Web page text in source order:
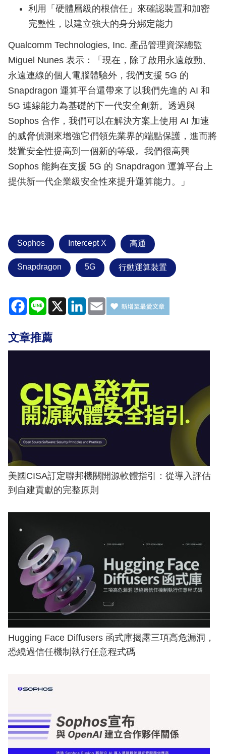
利用「硬體層級的根信任」來確認裝置和加密
完整性，以建立強大的身分綁定能力
Qualcomm Technologies, Inc. 產品管理資深總監
Miguel Nunes 表示：「現在，除了啟用永遠啟動、
永遠連線的個人電腦體驗外，我們支援 5G 的
Snapdragon 運算平台還帶來了以我們先進的 AI 和
5G 連線能力為基礎的下一代安全創新。透過與
Sophos 合作，我們可以在解決方案上使用 AI 加速
的威脅偵測來增強它們領先業界的端點保護，進而將
裝置安全性提高到一個新的等級。我們很高興
Sophos 能夠在支援 5G 的 Snapdragon 運算平台上
提供新一代企業級安全性來提升運算能力。」
Sophos Intercept X 高通
Snapdragon 5G 行動運算裝置
Facebook
Line X LinkedIn
Email
文章推薦
美國CISA訂定聯邦機關開源軟體指引：從導入評估
到自建貢獻的完整原則
Hugging Face Diffusers 函式庫揭露三項高危漏洞，
恐繞過信任機制執行任意程式碼